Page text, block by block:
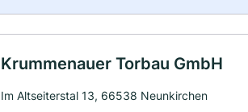
Krummenauer Torbau GmbH
Im Altseiterstal 13, 66538 Neunkirchen